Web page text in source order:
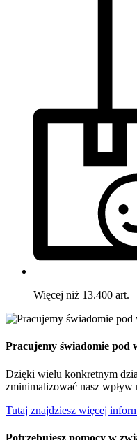
Więcej niż 13.400 art.
Pracujemy świadomie pod
Dzięki wielu konkretnym
zminimalizować nasz
Tutaj znajdziesz więcej
Potrzebujesz pomocy w